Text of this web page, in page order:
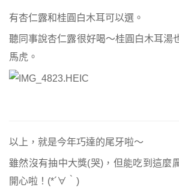
有杏仁露和桂圓白木耳可以選。
聽同事說杏仁露很好喝～桂圓白木耳湯
馬虎。
以上，就是今年巧達的尾牙啦～
雖然沒有抽中大獎(哭)，但能吃到這麼
開心啦！(*´∀｀)